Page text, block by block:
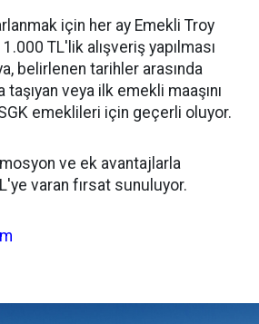
için her ay Emekli Troy
TL'lik alışveriş yapılması
belirlenen tarihler arasında
taşıyan veya ilk emekli maaşını
emeklileri için geçerli oluyor.
ve ek avantajlarla
varan fırsat sunuluyor.